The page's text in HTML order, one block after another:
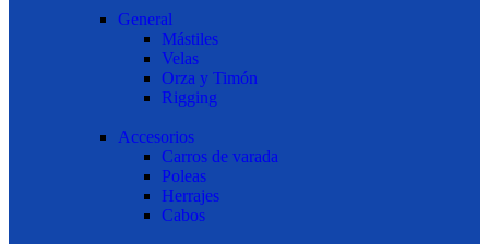
General
Mástiles
Velas
Orza y Timón
Rigging
Accesorios
Carros de varada
Poleas
Herrajes
Cabos